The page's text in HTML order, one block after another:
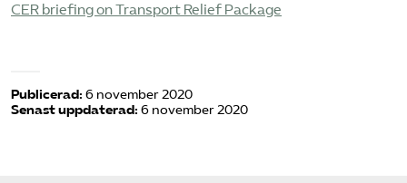
CER briefing on Transport Relief Package
Publicerad: 6 november 2020
Senast uppdaterad: 6 november 2020